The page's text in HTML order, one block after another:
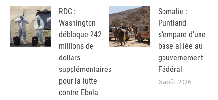
RDC :
Washington
débloque 242
millions de
dollars
supplémentaires
pour la lutte
contre Ebola
Somalie :
Puntland
s’empare d’une
base alliée au
gouvernement
Fédéral
6 août 2026